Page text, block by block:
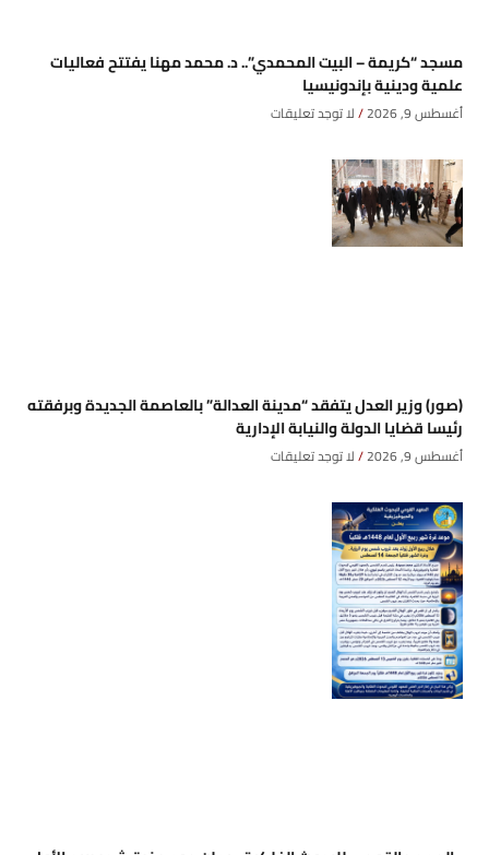
مسجد “كريمة – البيت المحمدي”.. د. محمد مهنا يفتتح فعاليات
علمية ودينية بإندونيسيا
أغسطس 9, 2026 لا توجد تعليقات
(صور) وزير العدل يتفقد “مدينة العدالة” بالعاصمة الجديدة وبرفقته
رئيسا قضايا الدولة والنيابة الإدارية
أغسطس 9, 2026 لا توجد تعليقات